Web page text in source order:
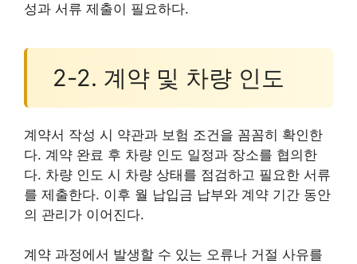
성과 서류 제출이 필요하다.
2-2. 계약 및 차량 인도
계약서 작성 시 약관과 보험 조건을 꼼꼼히 확인한
다. 계약 완료 후 차량 인도 일정과 장소를 협의한
다. 차량 인도 시 차량 상태를 점검하고 필요한 서류
를 제출한다. 이후 월 납입금 납부와 계약 기간 동안
의 관리가 이어진다.
계약 과정에서 발생할 수 있는 오류나 거절 사유를